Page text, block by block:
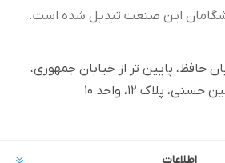
این صنعت تبدیل شده است.
حافظ، پایین تر از خیابان جمهوری،
پلاک ۱۲، واحد ۱۰